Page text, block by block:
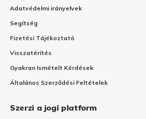
Adatvédelmi irányelvek
Segítség
Fizetési Tájékoztató
Visszatérítés
Gyakran Ismételt Kérdések
Általános Szerződési Feltételek
Szerzi a jogi platform